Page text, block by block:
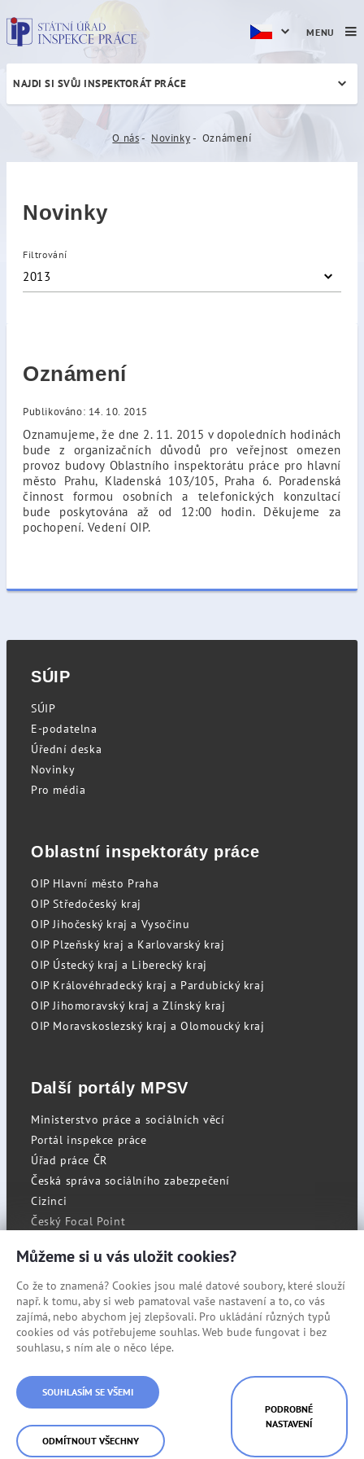
Oznámení
NAJDI SI SVŮJ INSPEKTORÁT PRÁCE
O nás Novinky Oznámení
Novinky
Filtrování
2013
Oznámení
Publikováno: 14. 10. 2015
Oznamujeme, že dne 2. 11. 2015 v dopoledních hodinách
bude z organizačních důvodů pro veřejnost omezen
provoz budovy Oblastního inspektorátu práce pro hlavní
město Prahu, Kladenská 103/105, Praha 6. Poradenská
činnost formou osobních a telefonických konzultací
bude poskytována až od 12:00 hodin. Děkujeme za
pochopení. Vedení OIP.
MENU
SÚIP
SÚIP
E-podatelna
Úřední deska
Novinky
Pro média
Oblastní inspektoráty práce
OIP Hlavní město Praha
OIP Středočeský kraj
OIP Jihočeský kraj a Vysočinu
OIP Plzeňský kraj a Karlovarský kraj
OIP Ústecký kraj a Liberecký kraj
OIP Královéhradecký kraj a Pardubický kraj
OIP Jihomoravský kraj a Zlínský kraj
OIP Moravskoslezský kraj a Olomoucký kraj
Další portály MPSV
Ministerstvo práce a sociálních věcí
Portál inspekce práce
Úřad práce ČR
Česká správa sociálního zabezpečení
Cizinci
Český Focal Point
RSS
Cookies
Prohlášení o přístupnosti
Mapa stránek
© Státní úřad inspekce práce
Můžeme si u vás uložit cookies?
Co že to znamená? Cookies jsou malé datové soubory, které slouží
např. k tomu, aby si web pamatoval vaše nastavení a to, co vás
zajímá, nebo abychom jej zlepšovali. Pro ukládání různých typů
cookies od vás potřebujeme souhlas. Web bude fungovat i bez
souhlasu, s ním ale o něco lépe.
SOUHLASÍM SE VŠEMI
ODMÍTNOUT VŠECHNY
PODROBNÉ
NASTAVENÍ